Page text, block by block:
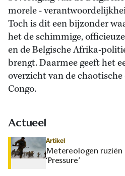
morele -
Toch is dit een bijzonder
het de schimmige,
en de Belgische Afrika-
brengt. Daarmee geeft het
overzicht van de
Congo.
Actueel
Artikel
Metereologen
‘Pressure’